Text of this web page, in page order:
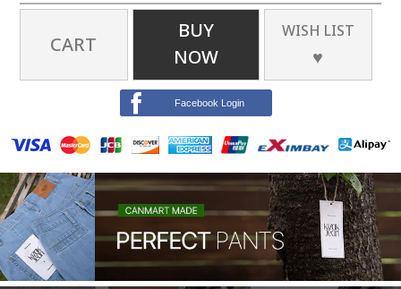
CART
BUY
NOW
WISH LIST
♥
Facebook Login